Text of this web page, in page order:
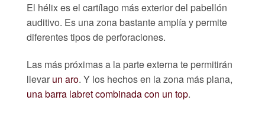
El hélix es el cartílago más exterior del pabellón
auditivo. Es una zona bastante amplía y permite
diferentes tipos de perforaciones.
Las más próximas a la parte externa te permitirán
llevar un aro. Y los hechos en la zona más plana,
una barra labret combinada con un top.